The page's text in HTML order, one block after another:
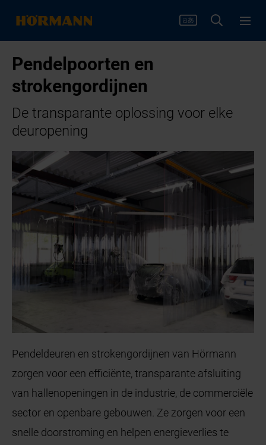
Pendelpoorten en
strokengordijnen
De transparante oplossing voor elke
deuropening
Pendeldeuren en strokengordijnen van Hörmann
zorgen voor een efficiënte, transparante afsluiting
van hallenopeningen in de industrie, de commerciële
sector en openbare gebouwen. Ze zorgen voor een
snelle doorstroming en helpen energieverlies te